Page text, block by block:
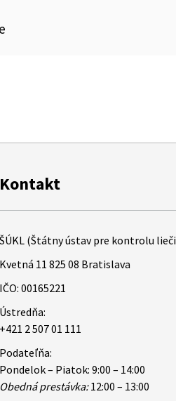
Kontakt
ŠÚKL (Štátny ústav pre kontrolu
Kvetná 11 825 08 Bratislava
IČO: 00165221
Ústredňa:
+421 2 507 01 111
Podateľňa:
Pondelok – Piatok: 9:00 – 14:00
Obedná prestávka:12:00 – 13:00